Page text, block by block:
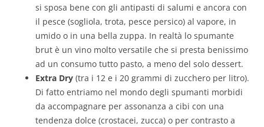
si sposa bene con gli antipasti di salumi e ancora con
il pesce (sogliola, trota, pesce persico) al vapore, in
umido o in una bella zuppa. In realtà lo spumante
brut è un vino molto versatile che si presta benissimo
ad un consumo tutto pasto, a meno del solo dessert.
Extra Dry (tra i 12 e i 20 grammi di zucchero per litro).
Di fatto entriamo nel mondo degli spumanti morbidi
da accompagnare per assonanza a cibi con una
tendenza dolce (crostacei, zucca) o per contrasto a